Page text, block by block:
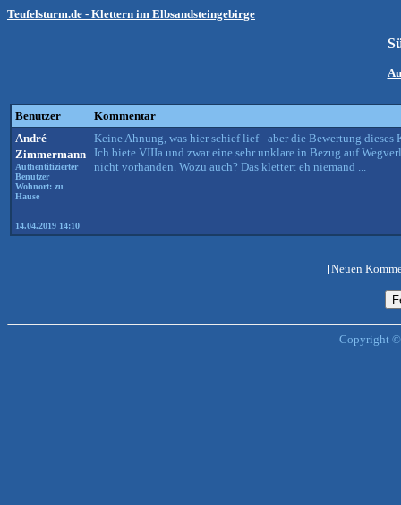
Teufelsturm.de - Klettern im Elbsandsteingebirge
Benutzer
Kommentar
André
Zimmermann
Authentifizierter
Benutzer
Wohnort: zu
Hause
14.04.2019 14:10
Keine Ahnung, was hier schief lief - aber die Bewertung
Ich biete VIIIa und zwar eine sehr unklare in Bezug auf
nicht vorhanden. Wozu auch? Das klettert eh niemand ...
[Neuen
Copyright ©